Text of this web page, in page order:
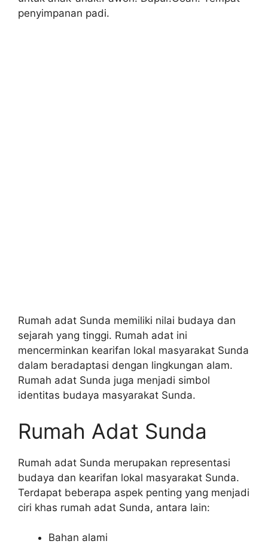
penyimpanan padi.
Rumah adat Sunda memiliki nilai budaya dan
sejarah yang tinggi. Rumah adat ini
mencerminkan kearifan lokal masyarakat Sunda
dalam beradaptasi dengan lingkungan alam.
Rumah adat Sunda juga menjadi simbol
identitas budaya masyarakat Sunda.
Rumah Adat Sunda
Rumah adat Sunda merupakan representasi
budaya dan kearifan lokal masyarakat Sunda.
Terdapat beberapa aspek penting yang menjadi
ciri khas rumah adat Sunda, antara lain:
Bahan alami